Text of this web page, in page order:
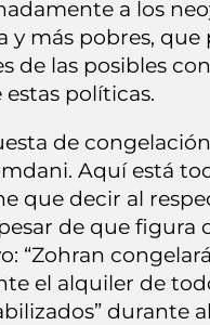
a los
y más pobres,
de las posibles
estas políticas.
de
Aquí está
que decir al
de que figura
“Zohran congelará
el alquiler de
durante